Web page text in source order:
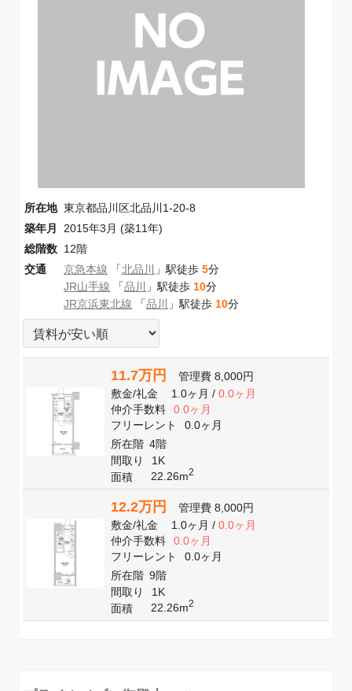
所在地 東京都品川区北品川1-20-8
築年月
2015年3月 (築11年)
総階数 12階
交通
京急本線 「北品川 」駅徒歩 5分
JR山手線 「品川 」駅徒歩 10分
JR京浜東北線 「品川 」駅徒歩 10分
11.7万円 管理費 8,000円
敷金/礼金 1.0ヶ月/ 0.0ヶ月
仲介手数料
0.0ヶ月
フリーレント
0.0ヶ月
所在階 4階
間取り
1K
面積
22.26m2
12.2万円 管理費 8,000円
敷金/礼金 1.0ヶ月/ 0.0ヶ月
仲介手数料
0.0ヶ月
フリーレント
0.0ヶ月
所在階 9階
間取り
1K
面積
22.26m2